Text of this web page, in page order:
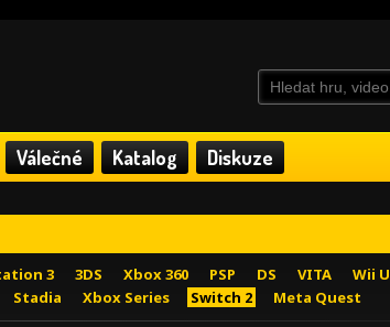
Válečné Katalog Diskuze
3 3DS Xbox 360 PSP DS VITA Wii U
Stadia Xbox Series Switch 2 Meta Quest